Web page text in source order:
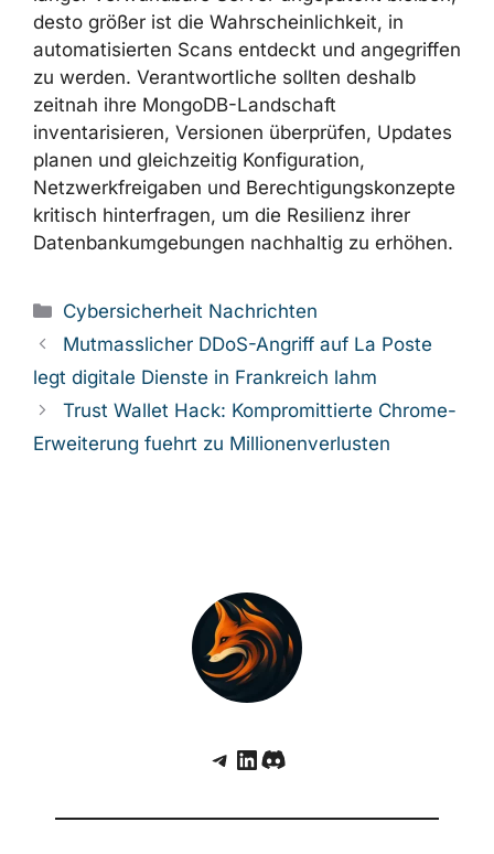
MongoDBzeigt, wie schnell Fehler in weit
verbreiteten Datenbanksystemen zu einem
ernsten Geschäftsrisiko werden können. Je
länger verwundbare Server ungepatcht
bleiben, desto größer ist die
Wahrscheinlichkeit, in automatisierten Scans
entdeckt und angegriffen zu werden.
Verantwortliche sollten deshalb zeitnah ihre
MongoDB-Landschaft inventarisieren,
und Berechtigungskonzepte kritisch
hinterfragen, um die Resilienz ihrer
Datenbankumgebungen nachhaltig zu
erhöhen.
Chrome-Erweiterung fuehrt zu
Millionenverlusten